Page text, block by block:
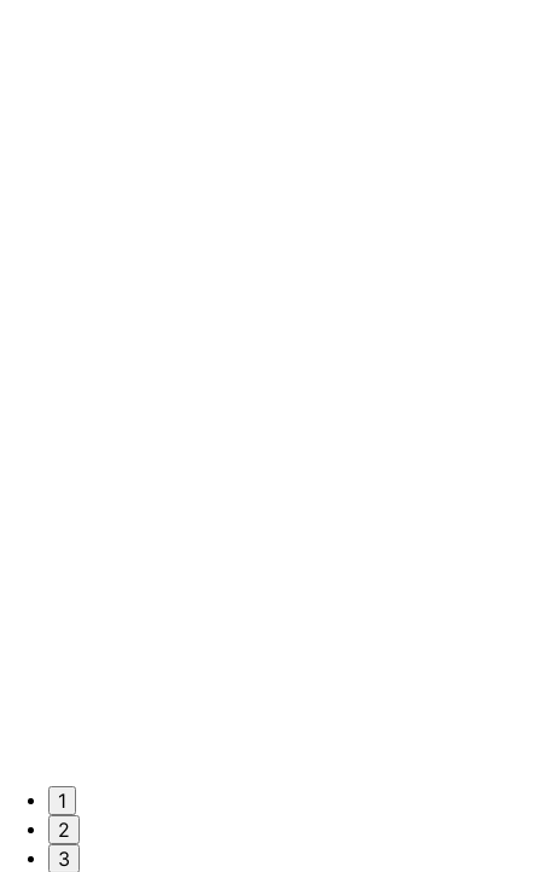
1
2
3